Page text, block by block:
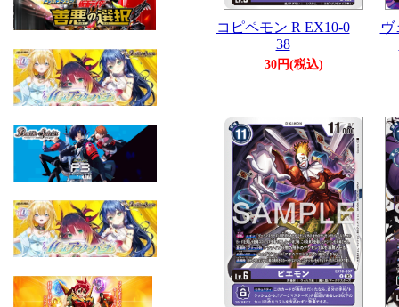
コピペモン R EX10-0
38
30円(税込)
ヴ